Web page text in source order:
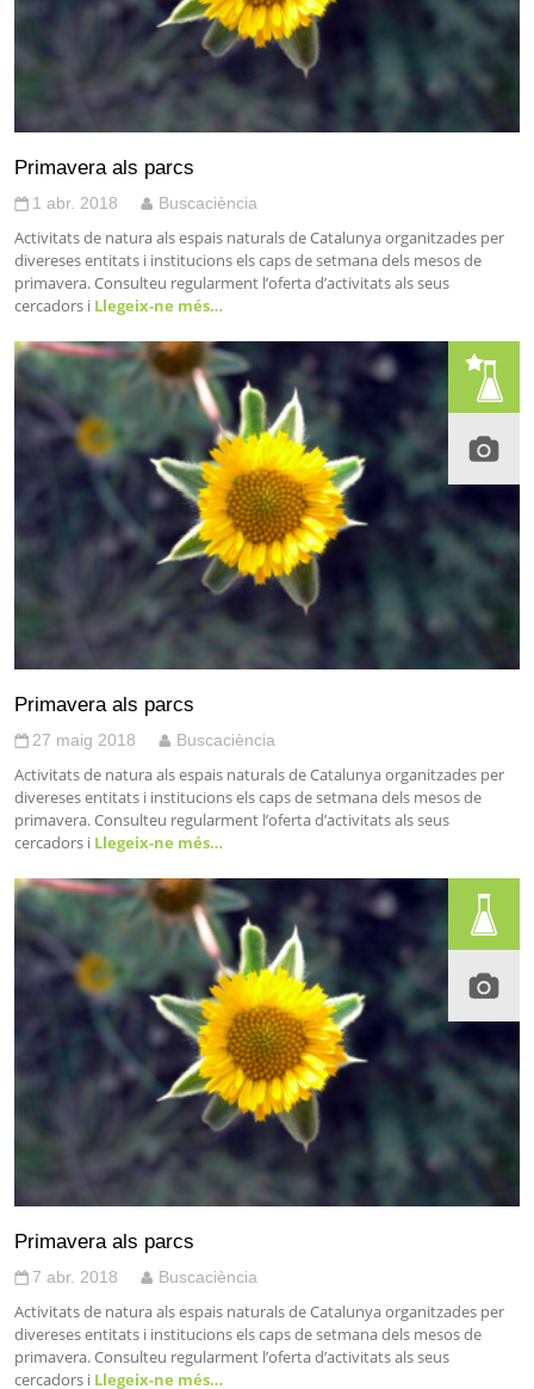
Primavera als parcs
1 abr. 2018 Buscaciència
Activitats de natura als espais naturals de Catalunya organitzades per
divereses entitats i institucions els caps de setmana dels mesos de
primavera. Consulteu regularment l’oferta d’activitats als seus
cercadors i Llegeix-ne més…
Primavera als parcs
27 maig 2018 Buscaciència
Activitats de natura als espais naturals de Catalunya organitzades per
divereses entitats i institucions els caps de setmana dels mesos de
primavera. Consulteu regularment l’oferta d’activitats als seus
cercadors i Llegeix-ne més…
Primavera als parcs
7 abr. 2018 Buscaciència
Activitats de natura als espais naturals de Catalunya organitzades per
divereses entitats i institucions els caps de setmana dels mesos de
primavera. Consulteu regularment l’oferta d’activitats als seus
cercadors i Llegeix-ne més…